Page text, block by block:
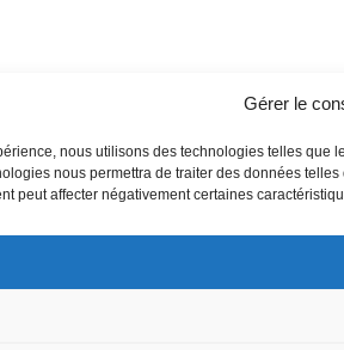
Gérer le
nous utilisons des technologies telles
nous permettra de traiter des données
peut affecter négativement certaines